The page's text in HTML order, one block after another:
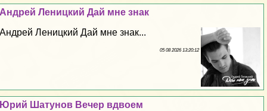
Андрей Леницкий Дай мне знак
Андрей Леницкий Дай мне знак...
05 08 2026 13:20:12
Юрий Шатунов Вечер вдвоем